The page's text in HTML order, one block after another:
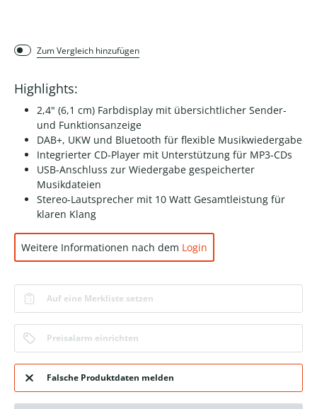
Zum Vergleich hinzufügen
Highlights:
2,4" (6,1 cm) Farbdisplay mit übersichtlicher Sender-
und Funktionsanzeige
DAB+, UKW und Bluetooth für flexible Musikwiedergabe
Integrierter CD-Player mit Unterstützung für MP3-CDs
USB-Anschluss zur Wiedergabe gespeicherter
Musikdateien
Stereo-Lautsprecher mit 10 Watt Gesamtleistung für
klaren Klang
Weitere Informationen nach dem Login
Auf eine Merkliste setzen
Preisalarm einrichten
Falsche Produktdaten melden